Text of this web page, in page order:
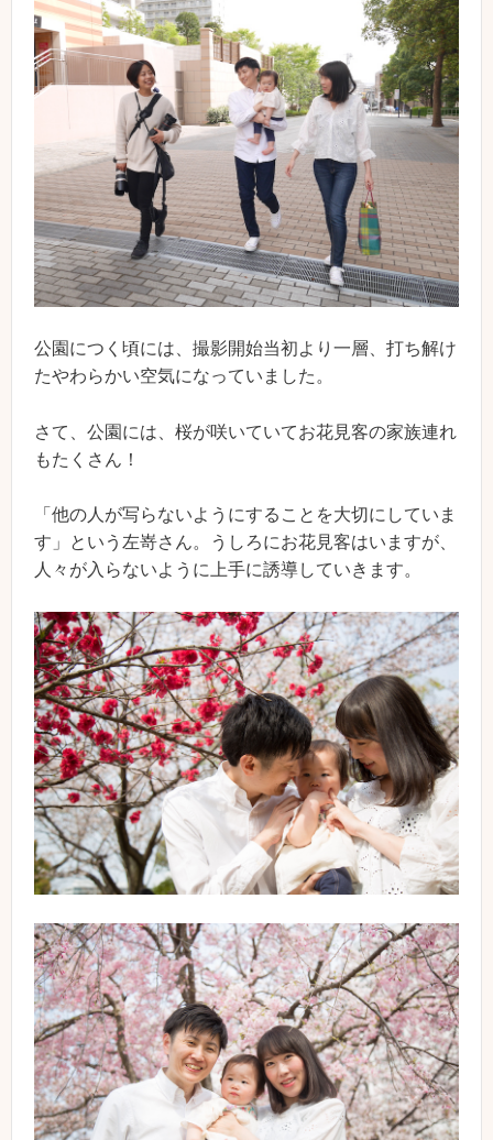
公園につく頃には、撮影開始当初より一層、打ち解け
たやわらかい空気になっていました。
さて、公園には、桜が咲いていてお花見客の家族連れ
もたくさん！
「他の人が写らないようにすることを大切にしていま
す」という左嵜さん。うしろにお花見客はいますが、
人々が入らないように上手に誘導していきます。